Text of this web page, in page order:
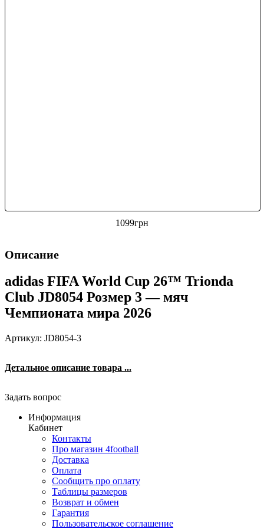
1099грн
Описание
adidas FIFA World Cup 26™ Trionda
Club JD8054 Розмер 3 — мяч
Чемпионата мира 2026
Артикул: JD8054-3
Детальное описание товара ...
Задать вопрос
Информация
Кабинет
Контакты
Про магазин 4football
Доставка
Оплата
Сообщить про оплату
Таблицы размеров
Возврат и обмен
Гарантия
Пользовательское соглашение